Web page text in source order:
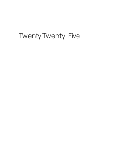
Twenty Twenty-Five